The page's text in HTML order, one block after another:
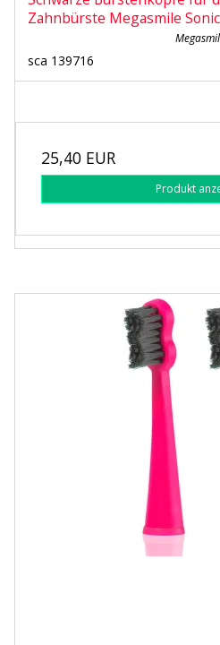
Zahnbürste Megasmile
sca 139716
25,40 EUR
Produkt